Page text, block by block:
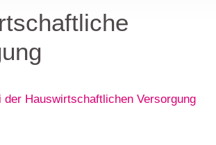
der Hauswirtschaftlichen Versorgung